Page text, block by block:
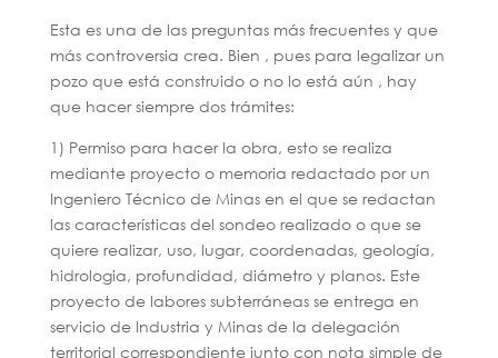
Esta es una de las preguntas más frecuentes y que
más controversia crea. Bien , pues para legalizar un
pozo que está construido o no lo está aún , hay
que hacer siempre dos trámites:
1) Permiso para hacer la obra, esto se realiza
mediante proyecto o memoria redactado por un
Ingeniero Técnico de Minas en el que se redactan
las características del sondeo realizado o que se
quiere realizar, uso, lugar, coordenadas, geología,
hidrologia, profundidad, diámetro y planos. Este
proyecto de labores subterráneas se entrega en
servicio de Industria y Minas de la delegación
territorial correspondiente junto con nota simple de